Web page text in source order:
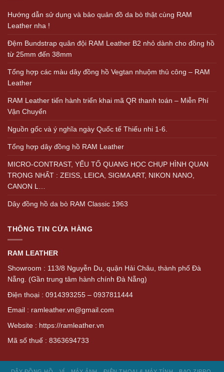
Hướng dẫn sử dụng và bảo quản đồ da bò thật cùng RAM
Leather nha !
Đệm Bundstrap quân đội RAM Leather B2 nhỏ dành cho đồng hồ
từ 25mm đến 38mm
Tổng hợp các màu dây đồng hồ Vegtan nhuộm thủ công – RAM
Leather
RAM Leather tiến hành triển khai mã QR thanh toán – Miễn Phí
Vận Chuyển
Nguồn gốc và ý nghĩa ngày Quốc tế Thiếu nhi 1-6.
Tổng hợp dây đồng hồ RAM Leather
MICRO-CONTRAST, YẾU TỐ QUANG HỌC CHỤP HÌNH QUAN
TRỌNG NHẤT : ZEISS, LEICA, SIGMA ART, NIKON NANO,
CANON L…
Dây đồng hồ da bò RAM Classic 1963
THÔNG TIN CỬA HÀNG
RAM LEATHER
Showroom : 113/8 Nguyễn Du, quận Hải Châu, thành phố Đà
Nẵng. (Gần trung tâm hành chính Đà Nẵng)
Điện thoại : 0914393255 – 0937811444
Email : ramleather.vn@gmail.com
Website : https://ramleather.vn
Mã số thuế : 8363694733